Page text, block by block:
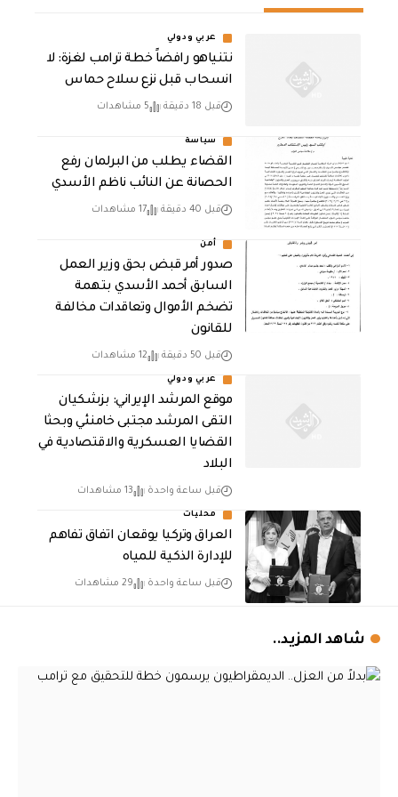
عربي ودولي
نتنياهو رافضاً خطة ترامب لغزة: لا
انسحاب قبل نزع سلاح حماس
قبل 18 دقيقة 5 مشاهدات
سياسة
القضاء يطلب من البرلمان رفع
الحصانة عن النائب ناظم الأسدي
قبل 40 دقيقة 17 مشاهدات
أمن
صدور أمر قبض بحق وزير العمل
السابق أحمد الأسدي بتهمة
تضخم الأموال وتعاقدات مخالفة
للقانون
قبل 50 دقيقة 12 مشاهدات
عربي ودولي
موقع المرشد الإيراني: بزشكيان
التقى المرشد مجتبى خامنئي وبحثا
القضايا العسكرية والاقتصادية في
البلاد
قبل ساعة واحدة 13 مشاهدات
محليات
العراق وتركيا يوقعان اتفاق تفاهم
للإدارة الذكية للمياه
قبل ساعة واحدة 29 مشاهدات
شاهد المزيد..